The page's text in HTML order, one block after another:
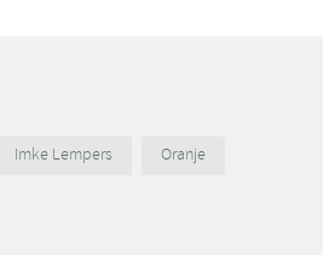
Imke Lempers
Oranje